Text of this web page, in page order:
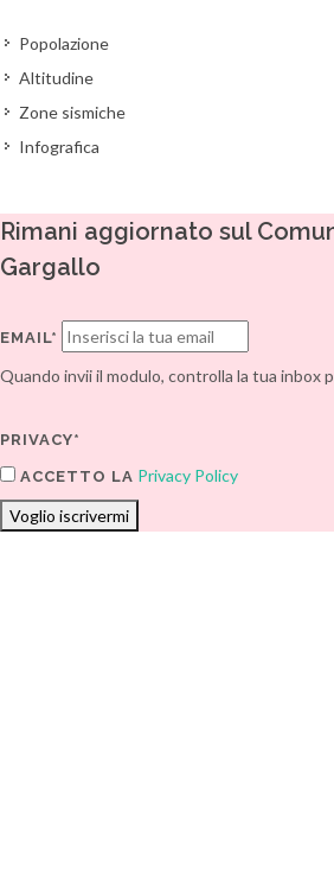
Popolazione
Altitudine
Zone sismiche
Infografica
Rimani aggiornato sul
Gargallo
EMAIL*
Quando invii il modulo, controlla la tua inbox
PRIVACY*
ACCETTO LA Privacy Policy
Voglio iscrivermi